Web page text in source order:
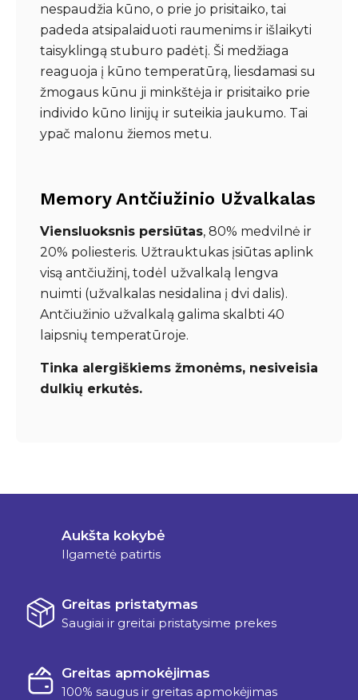
nespaudžia kūno, o prie jo prisitaiko, tai
padeda atsipalaiduoti raumenims ir išlaikyti
taisyklingą stuburo padėtį. Ši medžiaga
reaguoja į kūno temperatūrą, liesdamasi su
žmogaus kūnu ji minkštėja ir prisitaiko prie
individo kūno linijų ir suteikia jaukumo. Tai
ypač malonu žiemos metu.
Memory Antčiužinio Užvalkalas
Viensluoksnis persiūtas, 80% medvilnė ir
20% poliesteris. Užtrauktukas įsiūtas aplink
visą antčiužinį, todėl užvalkalą lengva
nuimti (užvalkalas nesidalina į dvi dalis).
Antčiužinio užvalkalą galima skalbti 40
laipsnių temperatūroje.
Tinka alergiškiems žmonėms, nesiveisia
dulkių erkutės.
Aukšta kokybė
Ilgametė patirtis
Greitas pristatymas
Saugiai ir greitai pristatysime prekes
Greitas apmokėjimas
100% saugus ir greitas apmokėjimas